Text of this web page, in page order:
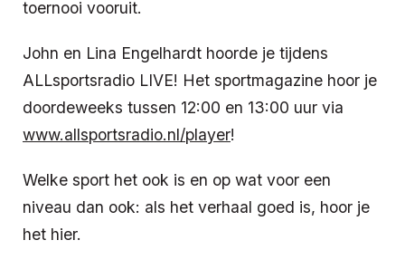
toernooi vooruit.
John en Lina Engelhardt hoorde je tijdens
ALLsportsradio LIVE! Het sportmagazine hoor je
doordeweeks tussen 12:00 en 13:00 uur via
www.allsportsradio.nl/player!
Welke sport het ook is en op wat voor een
niveau dan ook: als het verhaal goed is, hoor je
het hier.